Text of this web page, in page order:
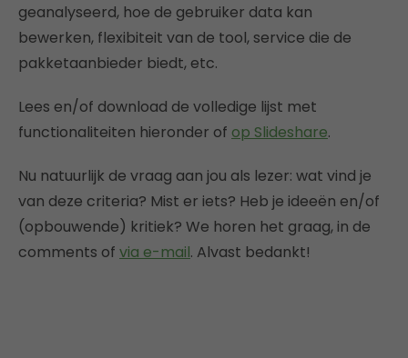
geanalyseerd, hoe de gebruiker data kan
bewerken, flexibiteit van de tool, service die de
pakketaanbieder biedt, etc.
Lees en/of download de volledige lijst met
functionaliteiten hieronder of op Slideshare.
Nu natuurlijk de vraag aan jou als lezer: wat vind je
van deze criteria? Mist er iets? Heb je ideeën en/of
(opbouwende) kritiek? We horen het graag, in de
comments of via e-mail. Alvast bedankt!